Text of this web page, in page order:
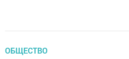
ОБЩЕСТВО